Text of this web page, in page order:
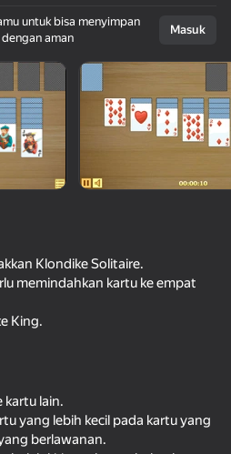
perangkat
orientasi\lanskap
Solitaire Spider - Deluxe
Solitaire 2024
76
75
untuk bisa menyimpan
aman
Masuk
Klondike Solitaire.
memindahkan kartu ke empat
King.
kartu lain.
yang lebih kecil pada kartu yang
berlawanan.